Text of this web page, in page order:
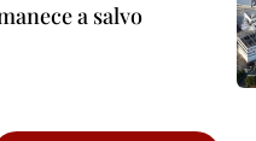
a salvo